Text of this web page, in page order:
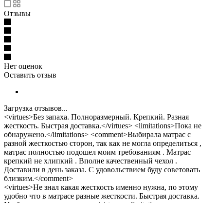
Отзывы
Нет оценок
Оставить отзыв
Загрузка отзывов...
<virtues>Без запаха. Полноразмерный. Крепкий. Разная
жесткость. Быстрая доставка.</virtues> <limitations>Пока не
обнаружено.</limitations> <comment>Выбирала матрас с
разной жесткостью сторон, так как не могла определиться ,
матрас полностью подошел моим требованиям . Матрас
крепкий не хлипкий . Вполне качественный чехол .
Доставили в день заказа. С удовольствием буду советовать
близким.</comment>
<virtues>Не знал какая жесткость именно нужна, по этому
удобно что в матрасе разные жесткости. Быстрая доставка.